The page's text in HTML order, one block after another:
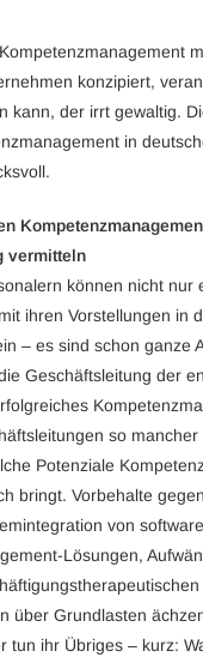
konzipiert,
kann, der irrt gewaltig.
in
vermitteln
können nicht nur
ihren Vorstellungen in
– es sind schon ganze
Geschäftsleitung der
so
Potenziale
bringt. Vorbehalte
von
Lösungen,
über Grundlasten
tun ihr Übriges – kurz: